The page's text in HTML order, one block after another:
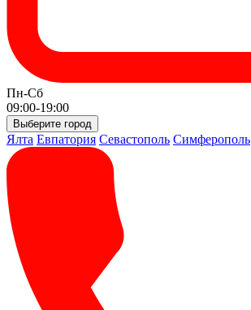
Пн-Сб
09:00-19:00
Выберите город
Ялта Евпатория Севастополь Симферополь